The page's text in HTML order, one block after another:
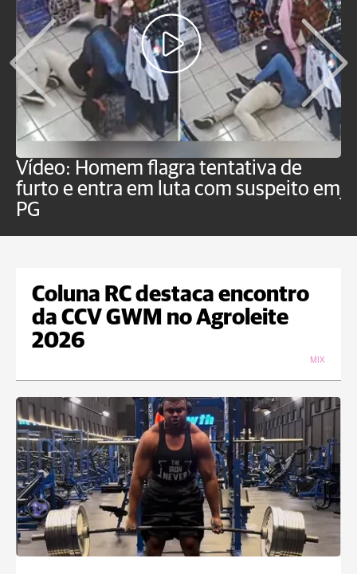
Vídeo: Homem flagra tentativa de
furto e entra em luta com suspeito em
PG
Coluna RC destaca encontro
da CCV GWM no Agroleite
2026
MIX